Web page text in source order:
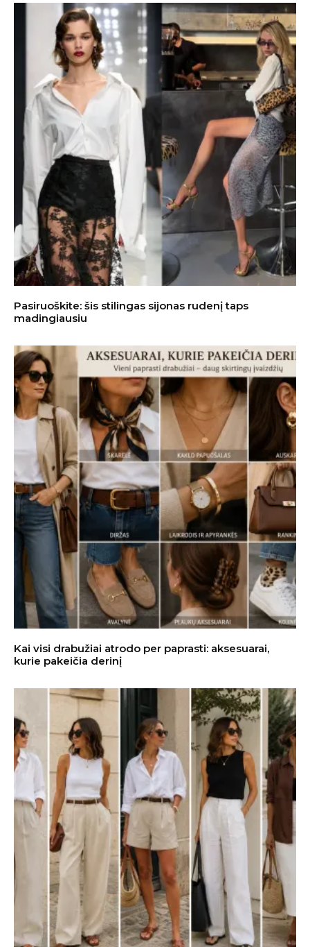
Pasiruoškite: šis stilingas sijonas rudenį taps
madingiausiu
Kai visi drabužiai atrodo per paprasti: aksesuarai,
kurie pakeičia derinį